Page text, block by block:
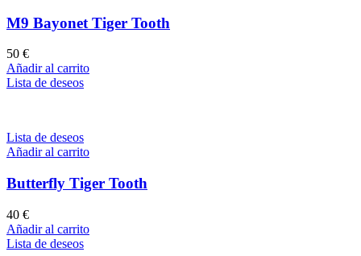
M9 Bayonet Tiger Tooth
50 €
Añadir al carrito
Lista de deseos
Lista de deseos
Añadir al carrito
Butterfly Tiger Tooth
40 €
Añadir al carrito
Lista de deseos